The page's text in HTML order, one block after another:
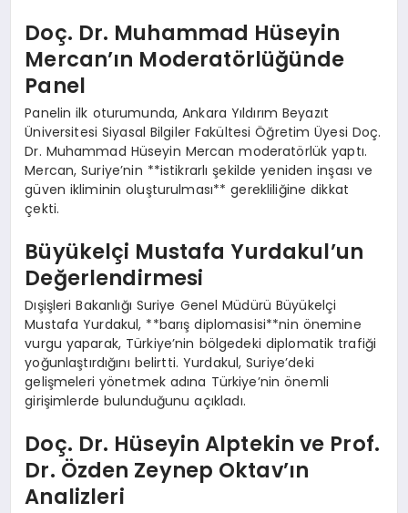
Doç. Dr. Muhammad Hüseyin
Mercan’ın Moderatörlüğünde
Panel
Panelin ilk oturumunda, Ankara Yıldırım Beyazıt
Üniversitesi Siyasal Bilgiler Fakültesi Öğretim Üyesi Doç.
Dr. Muhammad Hüseyin Mercan moderatörlük yaptı.
Mercan, Suriye’nin **istikrarlı şekilde yeniden inşası ve
güven ikliminin oluşturulması** gerekliliğine dikkat
çekti.
Büyükelçi Mustafa Yurdakul’un
Değerlendirmesi
Dışişleri Bakanlığı Suriye Genel Müdürü Büyükelçi
Mustafa Yurdakul, **barış diplomasisi**nin önemine
vurgu yaparak, Türkiye’nin bölgedeki diplomatik trafiği
yoğunlaştırdığını belirtti. Yurdakul, Suriye’deki
gelişmeleri yönetmek adına Türkiye’nin önemli
girişimlerde bulunduğunu açıkladı.
Doç. Dr. Hüseyin Alptekin ve Prof.
Dr. Özden Zeynep Oktav’ın
Analizleri